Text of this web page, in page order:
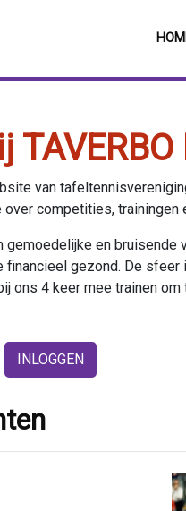
TAVERBO
van
competities, trainingen
gemoedelijke en
financieel gezond. De
ons 4 keer mee trainen
INLOGGEN